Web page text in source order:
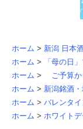
ホーム > 新潟 日本酒
ホーム >
「母の日
ホーム > ご予算か
ホーム > 新潟銘酒
ホーム > バレンタ
ホーム > ホワイトデ